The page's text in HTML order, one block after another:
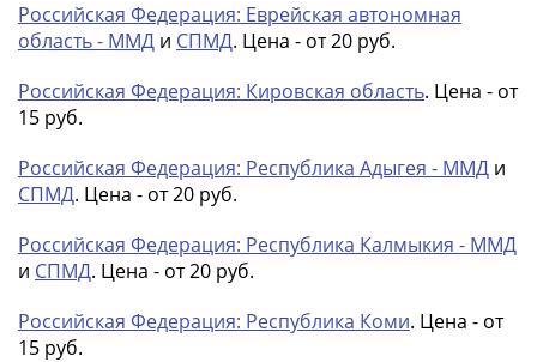
Российская Федерация: Еврейская автономная
область - ММД и СПМД. Цена - от 20 руб.
Российская Федерация: Кировская область. Цена - от
15 руб.
Российская Федерация: Республика Адыгея - ММД и
СПМД. Цена - от 20 руб.
Российская Федерация: Республика Калмыкия - ММД
и СПМД. Цена - от 20 руб.
Российская Федерация: Республика Коми. Цена - от
15 руб.